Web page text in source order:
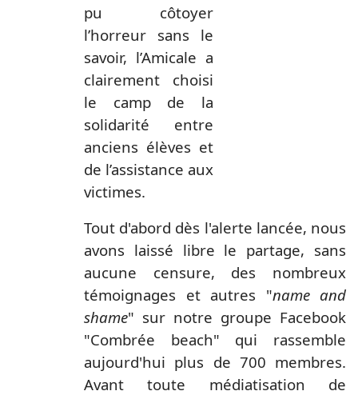
pu côtoyer
l’horreur sans le
savoir, l’Amicale a
clairement choisi
le camp de la
solidarité entre
anciens élèves et
de l’assistance aux
victimes.
Tout d'abord dès l'alerte lancée, nous
avons laissé libre le partage, sans
aucune censure, des nombreux
témoignages et autres "name and
shame" sur notre groupe Facebook
"Combrée beach" qui rassemble
aujourd'hui plus de 700 membres.
Avant toute médiatisation de